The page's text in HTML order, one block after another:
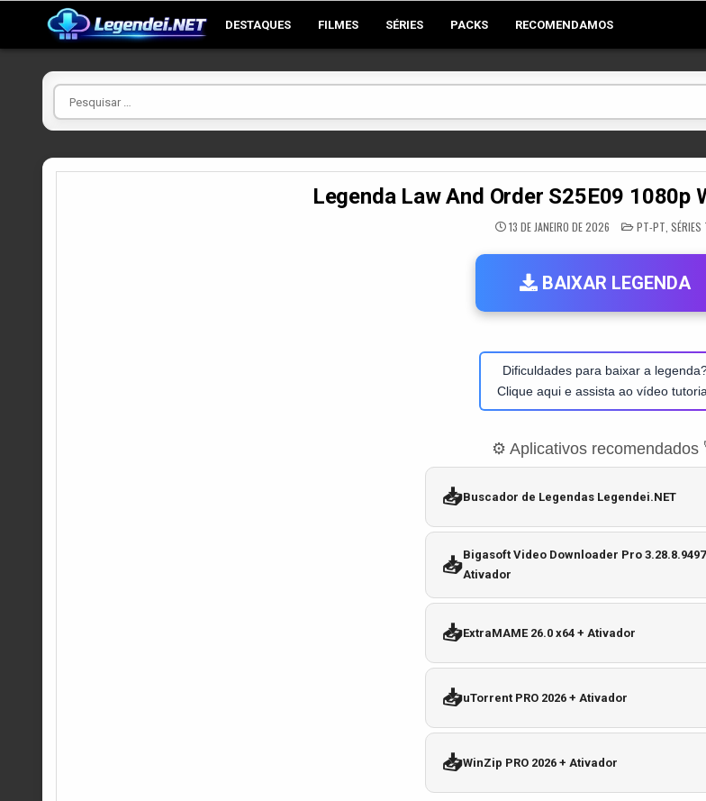
DESTAQUES FILMES SÉRIES PACKS RECOMENDAMOS
Pesquisar
por
Legenda Law And Order S25E09 1080p
13 DE JANEIRO DE 2026 POSTED
IN
PT-PT SÉRIES
BAIXAR LEGENDA
Dificuldades para baixar a
Clique aqui e assista ao vídeo
⚙️ Aplicativos recomendados
📥Buscador de Legendas Legendei.NET
📥Bigasoft Video Downloader Pro
Ativador
📥ExtraMAME 26.0 x64 + Ativador
📥uTorrent PRO 2026 + Ativador
📥WinZip PRO 2026 + Ativador